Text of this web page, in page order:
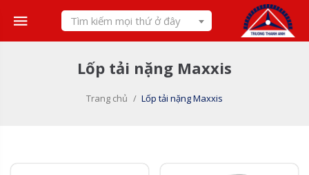
content
Tìm kiếm mọi thứ ở đây
Lốp tải nặng Maxxis
Trang chủ / Lốp tải nặng Maxxis